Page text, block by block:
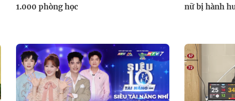
1.000 phòng học
nữ bị hành